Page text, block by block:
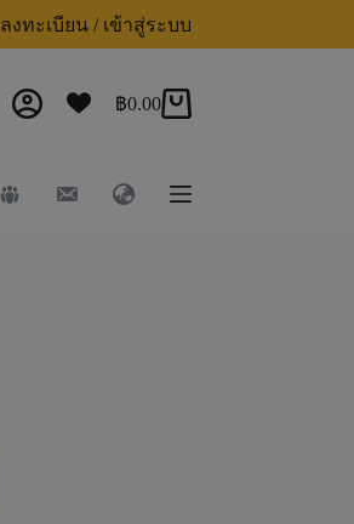
ลงทะเบียน / เข้าสู่ระบบ
฿0.00